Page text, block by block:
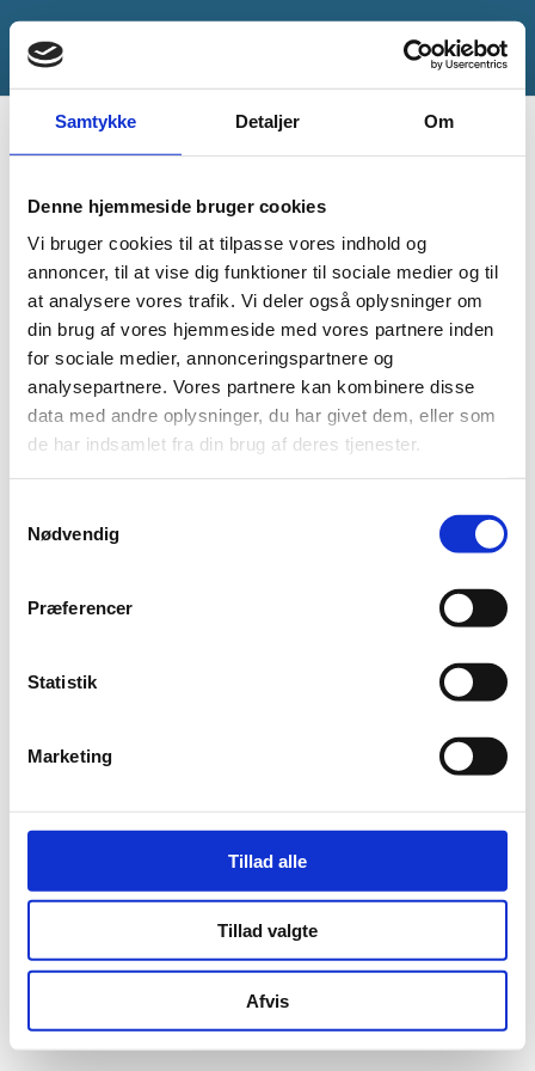
Samtykke Detaljer Om
Denne hjemmeside bruger cookies
Vi bruger cookies til at tilpasse vores indhold og
annoncer, til at vise dig funktioner til sociale medier og til
at analysere vores trafik. Vi deler også oplysninger om
din brug af vores hjemmeside med vores partnere inden
for sociale medier, annonceringspartnere og
analysepartnere. Vores partnere kan kombinere disse
data med andre oplysninger, du har givet dem, eller som
de har indsamlet fra din brug af deres tjenester.
Nødvendig
Præferencer
Statistik
Marketing
Tillad alle
Tillad valgte
Afvis
Ingen resultater
fundet
Siden du anmodede om kunne ikke findes.
Prøv at præciser din søgning, eller brug
navigationen ovenfor til at lokalisere
indlægget.